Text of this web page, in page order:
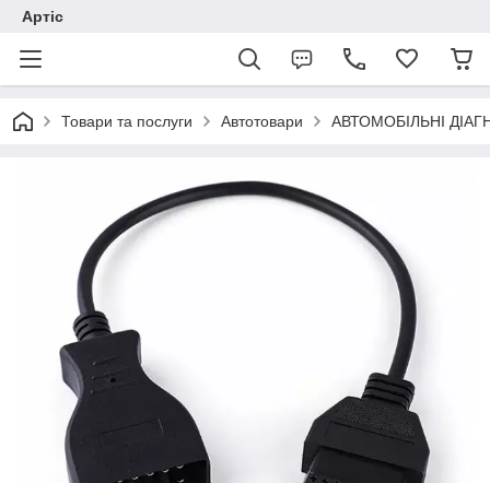
Артіс
Товари та послуги Автотовари АВТОМОБІЛЬНІ